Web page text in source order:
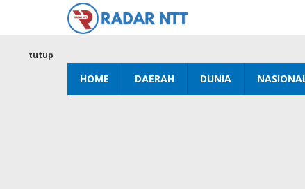
konten
HOME DAERAH DUNIA
tutup